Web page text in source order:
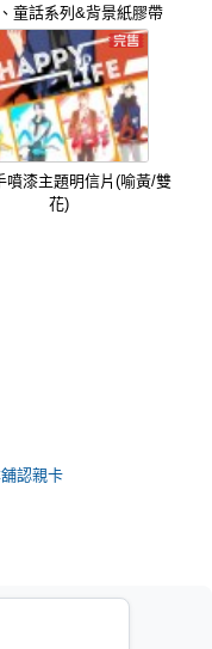
童話系列&背景紙膠帶
噴漆主題明信片(喻黃/雙
花)
認親卡